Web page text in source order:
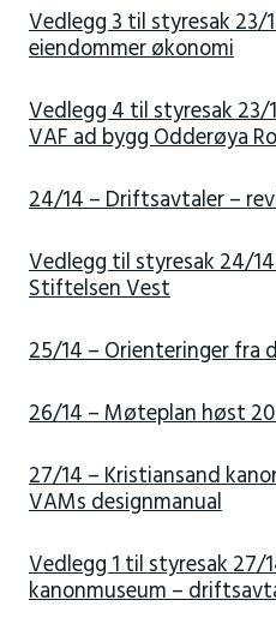
Vedlegg 3 til styresak 23/
eiendommer økonomi
Vedlegg 4 til styresak
VAF ad bygg Odderøya
24/14 – Driftsavtaler –
Vedlegg til styresak 24/
Stiftelsen Vest
25/14 – Orienteringer fra
26/14 – Møteplan høst
27/14 – Kristiansand
VAMs designmanual
Vedlegg 1 til styresak 27/
kanonmuseum –